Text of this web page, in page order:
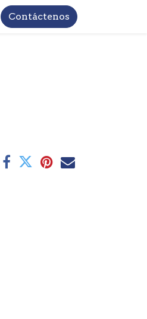
BASICA LOPD
Contáctenos